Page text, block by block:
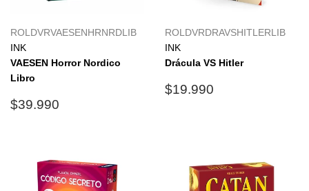
ROLDVRVAESENHRNRDLIB
INK
VAESEN Horror Nordico
Libro
Precio
$39.990
ROLDVRDRAVSHITLERLIB
INK
Drácula VS Hitler
Precio
$19.990